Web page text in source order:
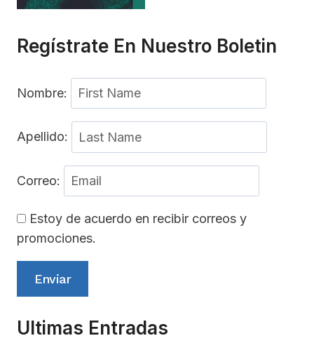
Regístrate En Nuestro Boletin
Nombre:
Apellido:
Correo:
Estoy de acuerdo en recibir correos y
promociones.
Enviar
Ultimas Entradas